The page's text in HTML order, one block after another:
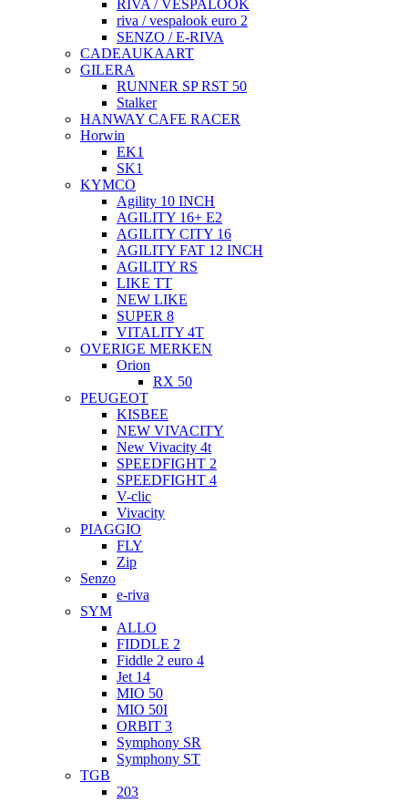
RIVA / VESPALOOK
riva / vespalook euro 2
SENZO / E-RIVA
CADEAUKAART
GILERA
RUNNER SP RST 50
Stalker
HANWAY CAFE RACER
Horwin
EK1
SK1
KYMCO
Agility 10 INCH
AGILITY 16+ E2
AGILITY CITY 16
AGILITY FAT 12 INCH
AGILITY RS
LIKE TT
NEW LIKE
SUPER 8
VITALITY 4T
OVERIGE MERKEN
Orion
RX 50
PEUGEOT
KISBEE
NEW VIVACITY
New Vivacity 4t
SPEEDFIGHT 2
SPEEDFIGHT 4
V-clic
Vivacity
PIAGGIO
FLY
Zip
Senzo
e-riva
SYM
ALLO
FIDDLE 2
Fiddle 2 euro 4
Jet 14
MIO 50
MIO 50I
ORBIT 3
Symphony SR
Symphony ST
TGB
203